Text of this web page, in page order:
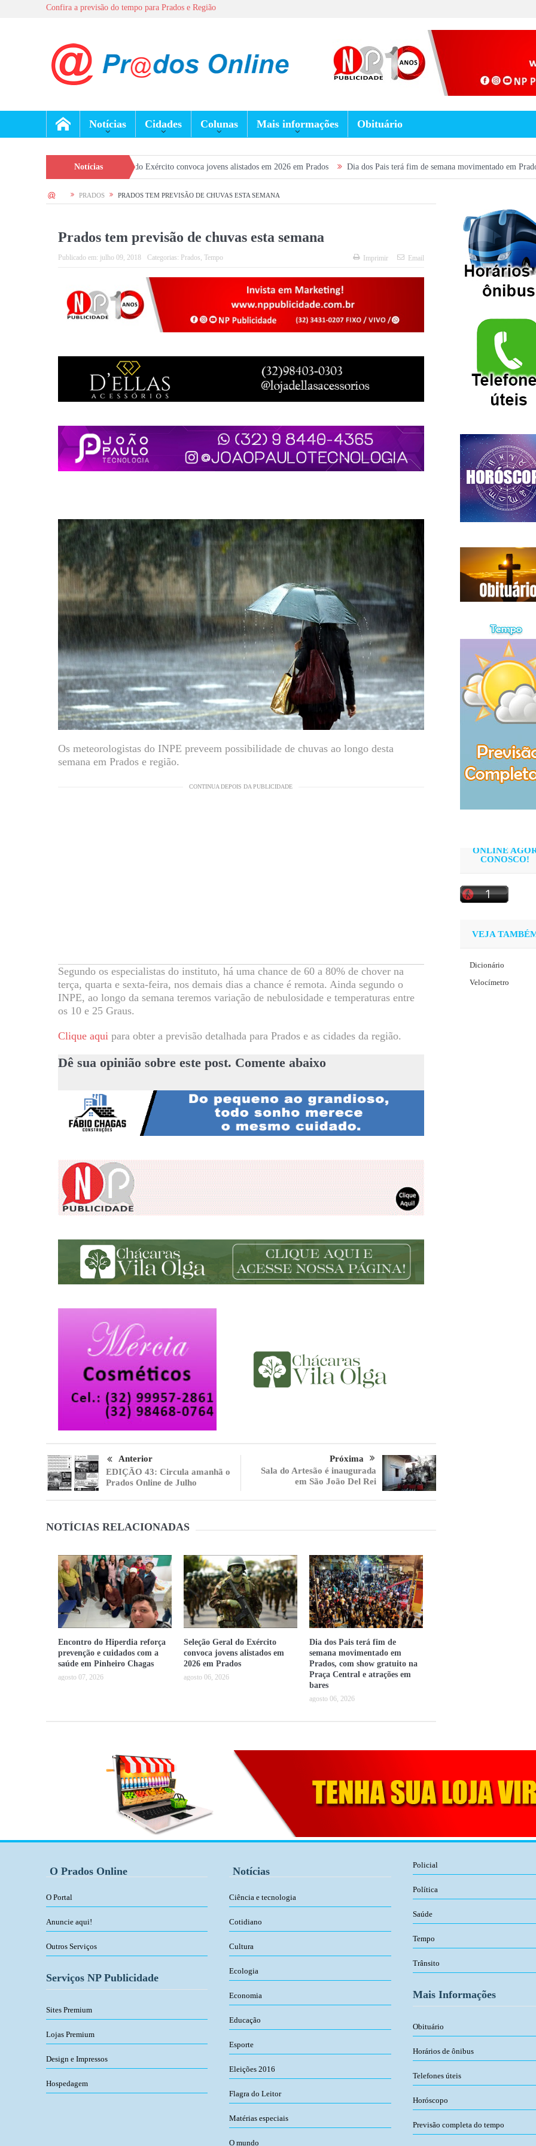
Confira a previsão do tempo para Prados e Região
Notícias Cidades Colunas Mais informações Obituário
Notícias
Seleção Geral do Exército convoca jovens alistados em 2026 em Prados Dia dos Pais terá fim de semana movimentado em Prados, com show
HOME PRADOS PRADOS TEM PREVISÃO DE CHUVAS ESTA SEMANA
Prados tem previsão de chuvas esta semana
Publicado em: julho 09, 2018 Categorias: Prados, Tempo Imprimir Email
Os meteorologistas do INPE preveem possibilidade de chuvas ao longo desta
semana em Prados e região.
CONTINUA DEPOIS DA PUBLICIDADE
Segundo os especialistas do instituto, há uma chance de 60 a 80% de chover na
terça, quarta e sexta-feira, nos demais dias a chance é remota. Ainda segundo o
INPE, ao longo da semana teremos variação de nebulosidade e temperaturas entre
os 10 e 25 Graus.
Clique aquipara obter a previsão detalhada para Prados e as cidades da região.
Dê sua opinião sobre este post. Comente abaixo
Anterior
EDIÇÃO 43: Circula amanhã o
Prados Online de Julho
Próxima
Sala do Artesão é inaugurada
em São João Del Rei
NOTÍCIAS RELACIONADAS
Encontro do Hiperdia reforça
prevenção e cuidados com a
saúde em Pinheiro Chagas
agosto 07, 2026
Seleção Geral do Exército
convoca jovens alistados em
2026 em Prados
agosto 06, 2026
Dia dos Pais terá fim de
semana movimentado em
Prados, com show gratuito na
Praça Central e atrações em
bares
agosto 06, 2026
ONLINE
CONOSCO!
VEJA
Dicionário
Velocímetro
O Prados Online
O Portal
Anuncie aqui!
Outros Serviços
Serviços NP Publicidade
Sites Premium
Lojas Premium
Design e Impressos
Hospedagem
Notícias
Ciência e tecnologia
Cotidiano
Cultura
Ecologia
Economia
Educação
Esporte
Eleições 2016
Flagra do Leitor
Matérias especiais
O mundo
Policial
Política
Saúde
Tempo
Trânsito
Mais Informações
Obituário
Horários de ônibus
Telefones úteis
Horóscopo
Previsão completa do tempo